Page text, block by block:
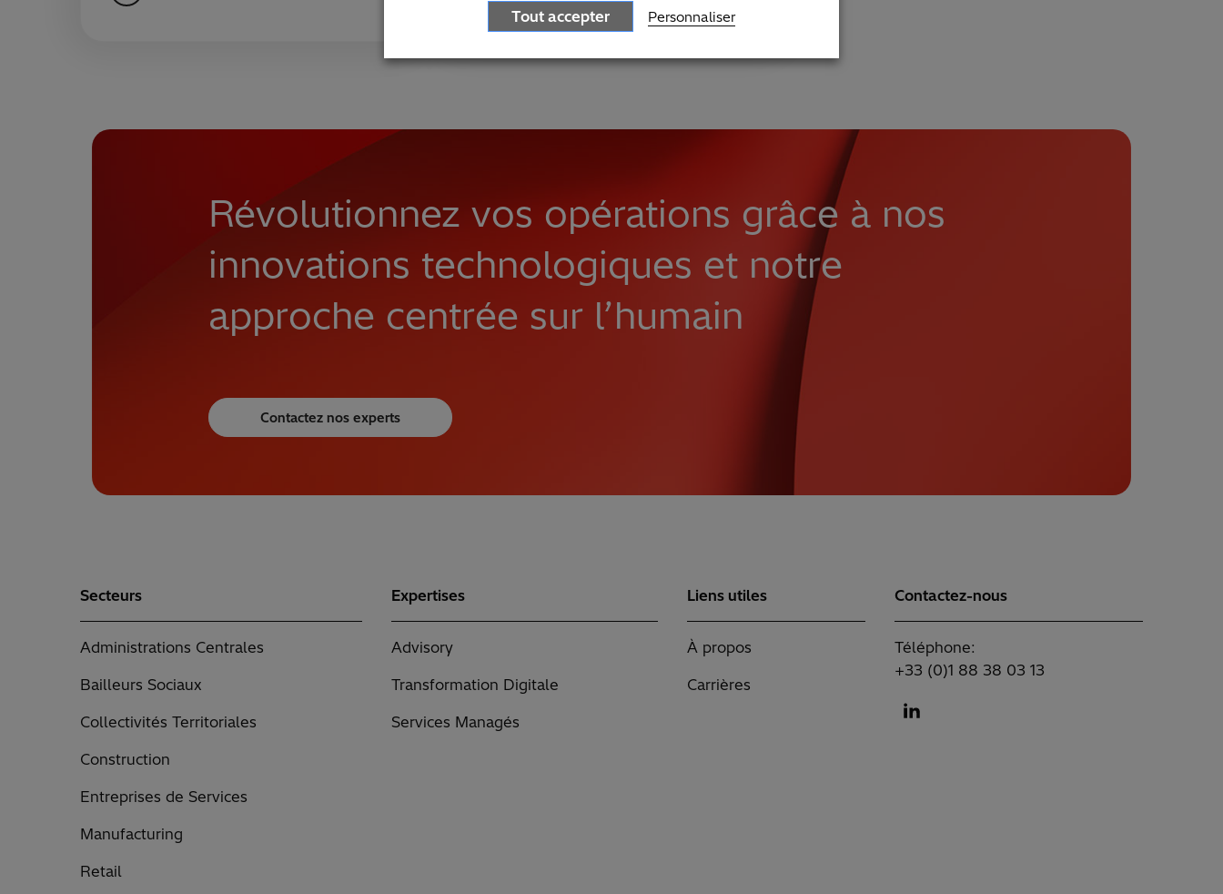
Révolutionnez vos opérations grâce à nos
innovations technologiques et notre
approche centrée sur l’humain
Contactez nos experts
Secteurs
Administrations Centrales
Bailleurs Sociaux
Collectivités Territoriales
Construction
Entreprises de Services
Manufacturing
Retail
Expertises
Advisory
Transformation Digitale
Services Managés
Liens utiles
À propos
Carrières
Contactez-nous
Téléphone:
+33 (0)1 88 38 03 13
Tout accepter Personnaliser